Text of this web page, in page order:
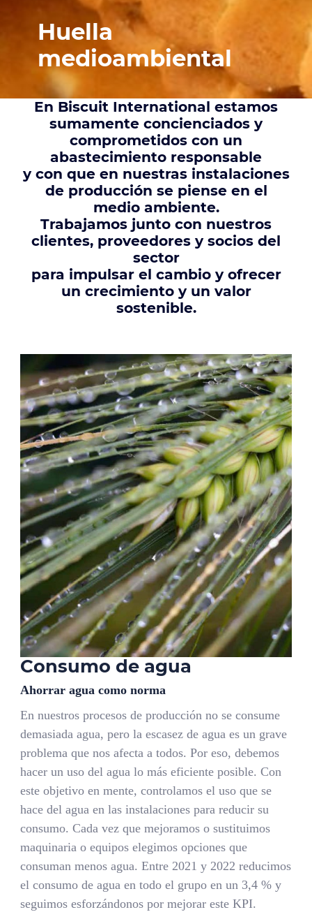
Huella
medioambiental
En Biscuit International estamos
sumamente concienciados y
comprometidos con un
abastecimiento responsable
y con que en nuestras instalaciones
de producción se piense en el
medio ambiente.
Trabajamos junto con nuestros
clientes, proveedores y socios del
sector
para impulsar el cambio y ofrecer
un crecimiento y un valor
sostenible.
Consumo de agua
Ahorrar agua como norma
En nuestros procesos de producción no se consume
demasiada agua, pero la escasez de agua es un grave
problema que nos afecta a todos. Por eso, debemos
hacer un uso del agua lo más eficiente posible. Con
este objetivo en mente, controlamos el uso que se
hace del agua en las instalaciones para reducir su
consumo. Cada vez que mejoramos o sustituimos
maquinaria o equipos elegimos opciones que
consuman menos agua. Entre 2021 y 2022 reducimos
el consumo de agua en todo el grupo en un 3,4 % y
seguimos esforzándonos por mejorar este KPI.